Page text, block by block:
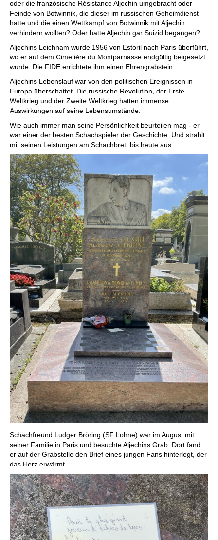
oder die französische Résistance Aljechin umgebracht oder
Feinde von Botwinnik, die dieser im russischen Geheimdienst
hatte und die einen Wettkampf von Botwinnik mit Aljechin
verhindern wollten? Oder hatte Aljechin gar Suizid begangen?
Aljechins Leichnam wurde 1956 von Estoril nach Paris überführt,
wo er auf dem Cimetière du Montparnasse endgültig beigesetzt
wurde. Die FIDE errichtete ihm einen Ehrengrabstein.
Aljechins Lebenslauf war von den politischen Ereignissen in
Europa überschattet. Die russische Revolution, der Erste
Weltkrieg und der Zweite Weltkrieg hatten immense
Auswirkungen auf seine Lebensumstände.
Wie auch immer man seine Persönlichkeit beurteilen mag - er
war einer der besten Schachspieler der Geschichte. Und strahlt
mit seinen Leistungen am Schachbrett bis heute aus.
Schachfreund Ludger Bröring (SF Lohne) war im August mit
seiner Familie in Paris und besuchte Aljechins Grab. Dort fand
er auf der Grabstelle den Brief eines jungen Fans hinterlegt, der
das Herz erwärmt.